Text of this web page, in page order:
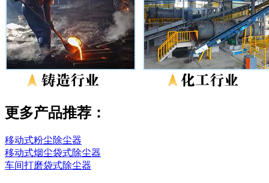
更多产品推荐：
移动式粉尘除尘器
移动式烟尘袋式除尘器
车间打磨袋式除尘器